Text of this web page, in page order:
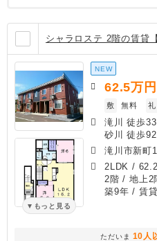
シャラロステ 2階の賃貸
もっと見る
NEW
62.5万円
敷
無料 礼
滝川 徒歩
砂川 徒歩
滝川市新町
2LDK /
2階 / 地上2
築9年 / 賃
ただいま 10人